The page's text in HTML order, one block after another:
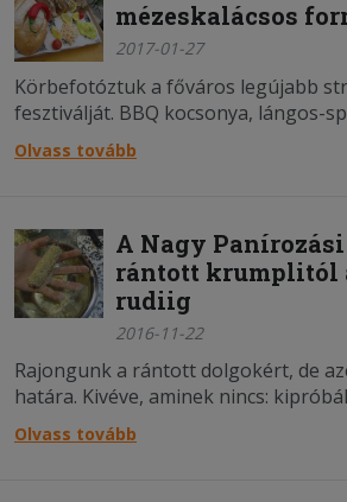
mézeskalácsos
2017-01-27
Körbefotóztuk a főváros legújabb
fesztiválját. BBQ kocsonya, lángos-
szörpök is várják a látogatókat.
Olvass tovább
A Nagy
rántott krumplitól
rudiig
2016-11-22
Rajongunk a rántott dolgokért, de
határa. Kivéve, aminek nincs:
bizarr fogást, hogy ne a ti
Fényképes beszámoló!
Olvass tovább